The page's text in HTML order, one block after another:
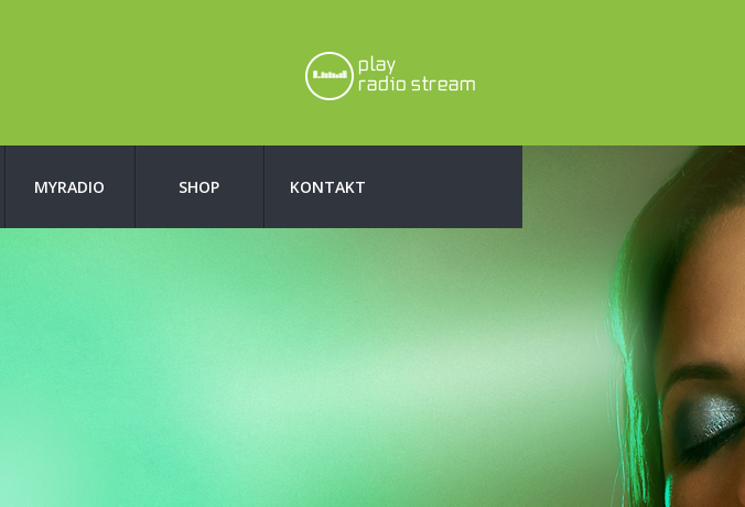
MYRADIO SHOP KONTAKT